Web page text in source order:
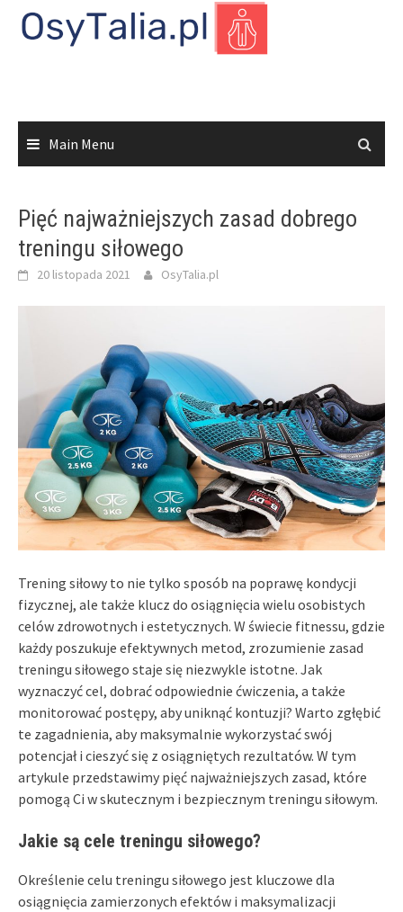
Main Menu
Pięć najważniejszych zasad dobrego
treningu siłowego
20 listopada 2021 OsyTalia.pl
Trening siłowy to nie tylko sposób na poprawę kondycji
fizycznej, ale także klucz do osiągnięcia wielu osobistych
celów zdrowotnych i estetycznych. W świecie fitnessu, gdzie
każdy poszukuje efektywnych metod, zrozumienie zasad
treningu siłowego staje się niezwykle istotne. Jak
wyznaczyć cel, dobrać odpowiednie ćwiczenia, a także
monitorować postępy, aby uniknąć kontuzji? Warto zgłębić
te zagadnienia, aby maksymalnie wykorzystać swój
potencjał i cieszyć się z osiągniętych rezultatów. W tym
artykule przedstawimy pięć najważniejszych zasad, które
pomogą Ci w skutecznym i bezpiecznym treningu siłowym.
Jakie są cele treningu siłowego?
Określenie celu treningu siłowego jest kluczowe dla
osiągnięcia zamierzonych efektów i maksymalizacji